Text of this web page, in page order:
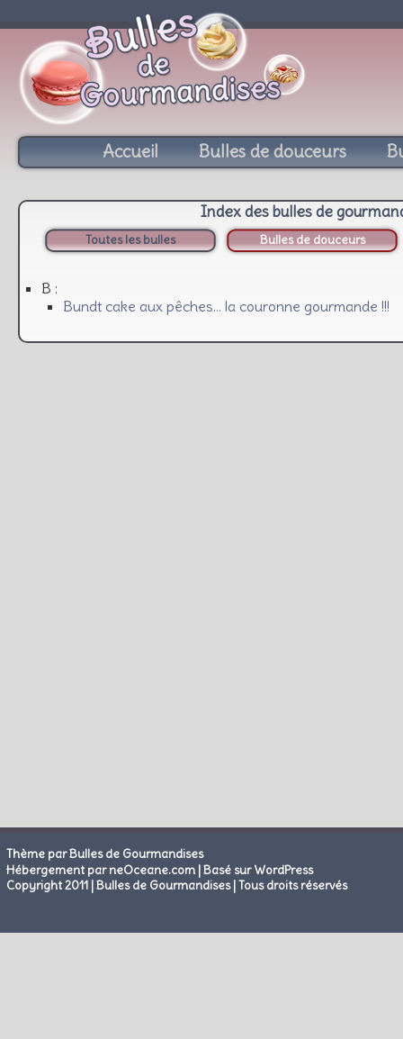
Accueil Bulles de douceurs
Index des bulles de
Toutes les bulles Bulles de douceurs
B :
Bundt cake aux pêches… la couronne gourmande !!!
Thème par Bulles de Gourmandises
Hébergement par neOceane.com |Basé sur WordPress
Copyright 2011 | Bulles de Gourmandises | Tous droits réservés